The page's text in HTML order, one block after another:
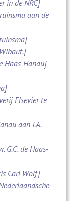
in de NRC]
aan de
Haas-Hanau]
Elsevier te
aan J.A.
G.C. de Haas-
Carl Wolf]